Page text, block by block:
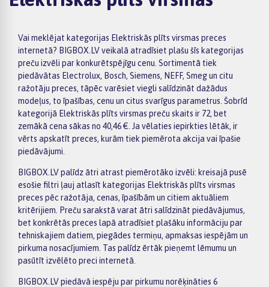
Vai meklējat kategorijas Elektriskās plīts virsmas preces
internetā? BIGBOX.LV veikalā atradīsiet plašu šīs kategorijas
preču izvēli par konkurētspējīgu cenu. Sortimentā tiek
piedāvātas Electrolux, Bosch, Siemens, NEFF, Smeg un citu
ražotāju preces, tāpēc varēsiet viegli salīdzināt dažādus
modeļus, to īpašības, cenu un citus svarīgus parametrus. Šobrīd
kategorijā Elektriskās plīts virsmas preču skaits ir 72, bet
zemākā cena sākas no 40,46 €. Ja vēlaties iepirkties lētāk, ir
vērts apskatīt preces, kurām tiek piemērota akcija vai īpašie
piedāvājumi.
BIGBOX.LV palīdz ātri atrast piemērotāko izvēli: kreisajā pusē
esošie filtri ļauj atlasīt kategorijas Elektriskās plīts virsmas
preces pēc ražotāja, cenas, īpašībām un citiem aktuāliem
kritērijiem. Preču sarakstā varat ātri salīdzināt piedāvājumus,
bet konkrētās preces lapā atradīsiet plašāku informāciju par
tehniskajiem datiem, piegādes termiņu, apmaksas iespējām un
pirkuma nosacījumiem. Tas palīdz ērtāk pieņemt lēmumu un
pasūtīt izvēlēto preci internetā.
BIGBOX.LV piedāvā iespēju par pirkumu norēķināties 6